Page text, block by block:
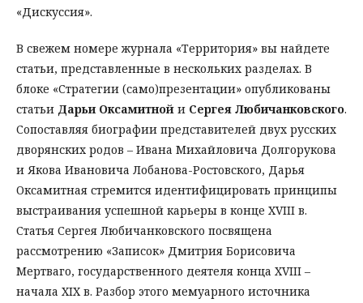
«Дискуссия».
В свежем номере журнала «Территория» вы найдете
статьи, представленные в нескольких разделах. В
блоке «Стратегии (само)презентации» опубликованы
статьи Дарьи Оксамитной и Сергея Любичанковского.
Сопоставляя биографии представителей двух русских
дворянских родов – Ивана Михайловича Долгорукова
и Якова Ивановича Лобанова-Ростовского, Дарья
Оксамитная стремится идентифицировать принципы
выстраивания успешной карьеры в конце XVIII в.
Статья Сергея Любичанковского посвящена
рассмотрению «Записок» Дмитрия Борисовича
Мертваго, государственного деятеля конца XVIII –
начала XIX в. Разбор этого мемуарного источника